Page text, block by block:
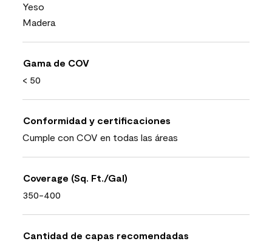
Yeso
Madera
Gama de COV
< 50
Conformidad y certificaciones
Cumple con COV en todas las áreas
Coverage (Sq. Ft./Gal)
350-400
Cantidad de capas recomendadas